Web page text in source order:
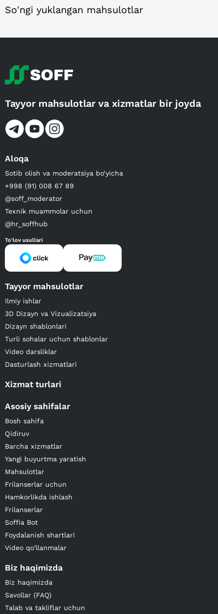
So'ngi yuklangan mahsulotlar
Tayyor mahsulotlar va xizmatlar bir joyda
Aloqa
Sotib olish va moderatsiya bo‘yicha
+998 (91) 008 67 89
@soff_moderator
Texnik muammolar uchun
@hr_soffhub
To'lov usullari
Tayyor mahsulotlar
Ilmiy ishlar
3D Dizayn va Vizualizatsiya
Dizayn shablonlari
Turli sohalar uchun shablonlar
Video darsliklar
Dasturlash xizmatlari
Xizmat turlari
Asosiy sahifalar
Bosh sahifa
Qidiruv
Barcha xizmatlar
Yangi buyurtma yaratish
Mahsulotlar
Frilanserlar uchun
Hamkorlikda ishlash
Frilanserlar
Soffia Bot
Foydalanish shartlari
Video qo'llanmalar
Biz haqimizda
Biz haqimizda
Savollar (FAQ)
Talab va takliflar uchun